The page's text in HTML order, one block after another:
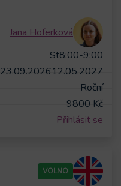
Jana Hoferková
St8:00-9:00
23.09.202612.05.2027
Roční
9800 Kč
Přihlásit se
VOLNO